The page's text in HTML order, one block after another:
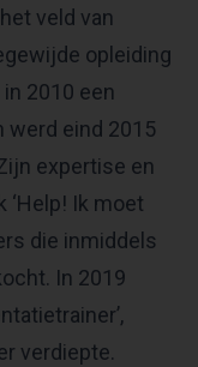
veld van
opleiding
2010 een
werd eind 2015
expertise en
‘Help! Ik moet
die inmiddels
In 2019
verdiepte.